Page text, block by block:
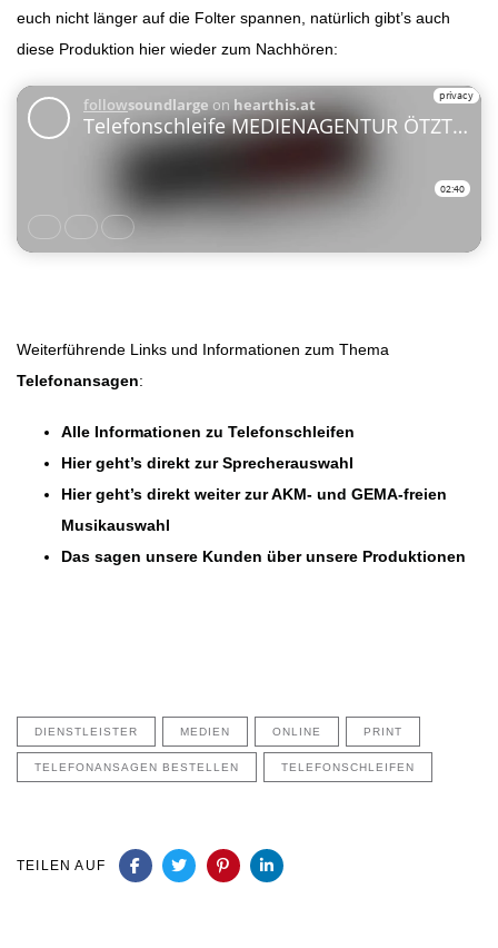
euch nicht länger auf die Folter spannen, natürlich gibt’s auch
diese Produktion hier wieder zum Nachhören:
Weiterführende Links und Informationen zum Thema
Telefonansagen:
Alle Informationen zu Telefonschleifen
Hier geht’s direkt zur Sprecherauswahl
Hier geht’s direkt weiter zur AKM- und GEMA-freien
Musikauswahl
Das sagen unsere Kunden über unsere Produktionen
DIENSTLEISTER MEDIEN ONLINE PRINT
TELEFONANSAGEN BESTELLEN TELEFONSCHLEIFEN
TEILEN AUF